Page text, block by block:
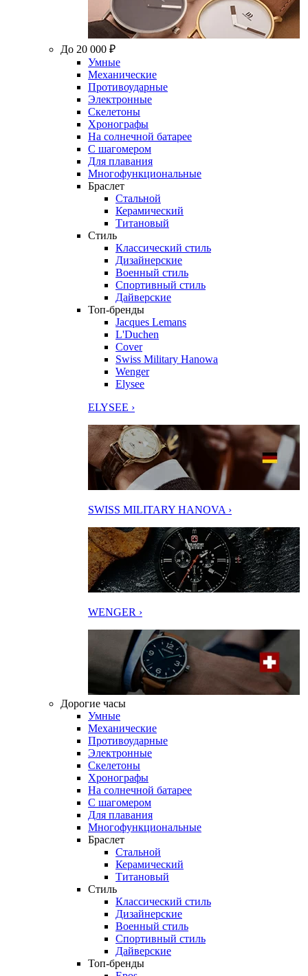
До 20 000 ₽
Умные
Механические
Противоударные
Электронные
Скелетоны
Хронографы
На солнечной батарее
С шагомером
Для плавания
Многофункциональные
Браслет
Стальной
Керамический
Титановый
Стиль
Классический стиль
Дизайнерские
Военный стиль
Спортивный стиль
Дайверские
Топ-бренды
Jacques Lemans
L'Duchen
Cover
Swiss Military Hanowa
Wenger
Elysee
ELYSEE ›
SWISS MILITARY HANOVA ›
WENGER ›
Дорогие часы
Умные
Механические
Противоударные
Электронные
Скелетоны
Хронографы
На солнечной батарее
С шагомером
Для плавания
Многофункциональные
Браслет
Стальной
Керамический
Титановый
Стиль
Классический стиль
Дизайнерские
Военный стиль
Спортивный стиль
Дайверские
Топ-бренды